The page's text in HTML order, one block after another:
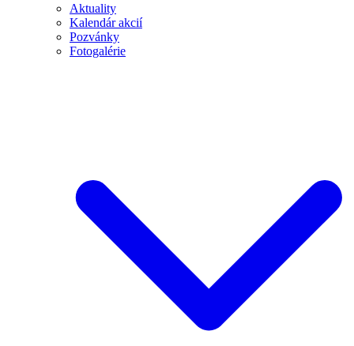
Aktuality
Kalendár akcií
Pozvánky
Fotogalérie